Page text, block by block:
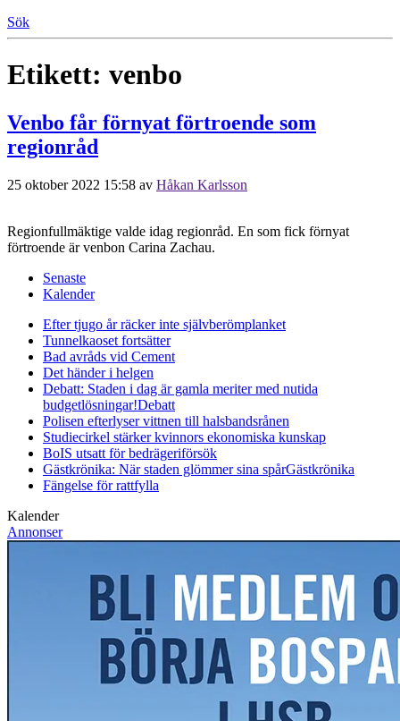
Sök
Etikett: venbo
Venbo får förnyat förtroende som
regionråd
25 oktober 2022 15:58 av Håkan Karlsson
Regionfullmäktige valde idag regionråd. En som fick förnyat
förtroende är venbon Carina Zachau.
Senaste
Kalender
Efter tjugo år räcker inte självberömplanket
Tunnelkaoset fortsätter
Bad avråds vid Cement
Det händer i helgen
Debatt: Staden i dag är gamla meriter med nutida
budgetlösningar!Debatt
Polisen efterlyser vittnen till halsbandsrånen
Studiecirkel stärker kvinnors ekonomiska kunskap
BoIS utsatt för bedrägeriförsök
Gästkrönika: När staden glömmer sina spårGästkrönika
Fängelse för rattfylla
Kalender
Annonser